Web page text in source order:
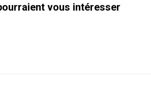
vous intéresser